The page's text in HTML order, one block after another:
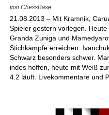
von ChessBase
21.08.2013 – Mit Kramnik,
Spieler gestern vorlegen.
Granda Zuniga und
Stichkämpfe erreichen.
Schwarz besonders schwer.
indes hoffen, heute mit Weiß
4.2 läuft. Livekommentare und